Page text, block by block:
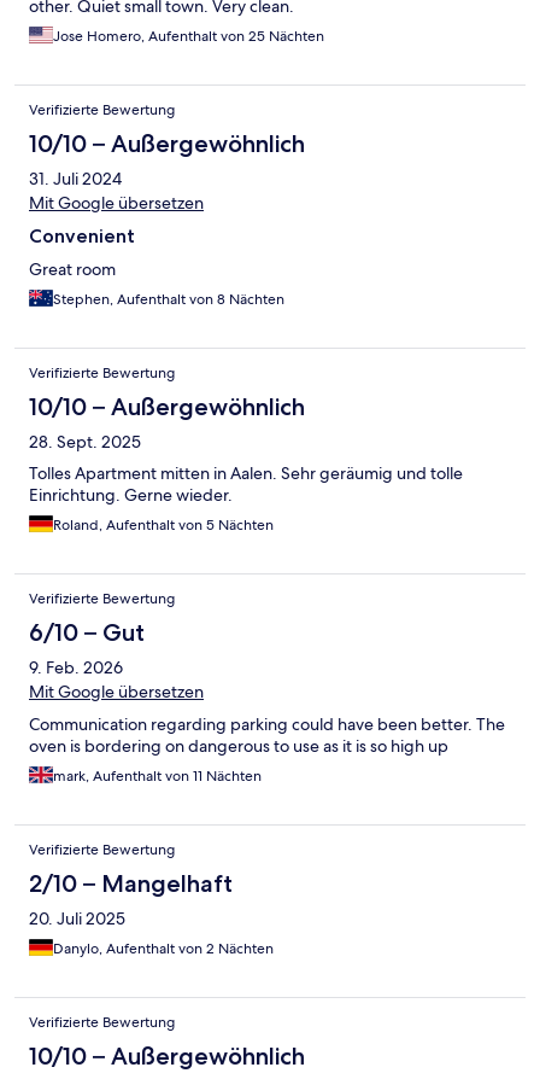
other. Quiet small town. Very clean.
Jose Homero, Aufenthalt von 25 Nächten
Verifizierte Bewertung
10/10 – Außergewöhnlich
31. Juli 2024
Mit Google übersetzen
Convenient
Great room
Stephen, Aufenthalt von 8 Nächten
Verifizierte Bewertung
10/10 – Außergewöhnlich
28. Sept. 2025
Tolles Apartment mitten in Aalen. Sehr geräumig und tolle
Einrichtung. Gerne wieder.
Roland, Aufenthalt von 5 Nächten
Verifizierte Bewertung
6/10 – Gut
9. Feb. 2026
Mit Google übersetzen
Communication regarding parking could have been better. The
oven is bordering on dangerous to use as it is so high up
mark, Aufenthalt von 11 Nächten
Verifizierte Bewertung
2/10 – Mangelhaft
20. Juli 2025
Danylo, Aufenthalt von 2 Nächten
Verifizierte Bewertung
10/10 – Außergewöhnlich